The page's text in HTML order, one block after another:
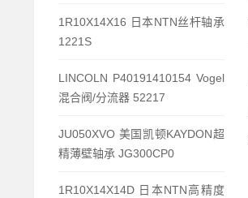
1R10X14X16 日本NTN丝杆轴承
1221S
LINCOLN P40191410154 Vogel
混合阀/分流器 52217
JU050XVO 美国凯顿KAYDON超
精薄壁轴承 JG300CP0
1R10X14X14D 日本NTN高精度